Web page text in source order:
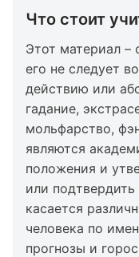
Что стоит
Этот материал –
его не следует
действию или
гадание,
мольфарство,
являются
положения и
или
касается
человека по
прогнозы и